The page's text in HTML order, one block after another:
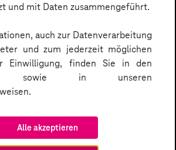
und mit Daten zusammengeführt.
auch zur Datenverarbeitung
und zum jederzeit möglichen
Einwilligung, finden Sie in den
sowie in unseren
Alle akzeptieren